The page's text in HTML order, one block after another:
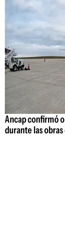
Ancap confirmó
durante las obras